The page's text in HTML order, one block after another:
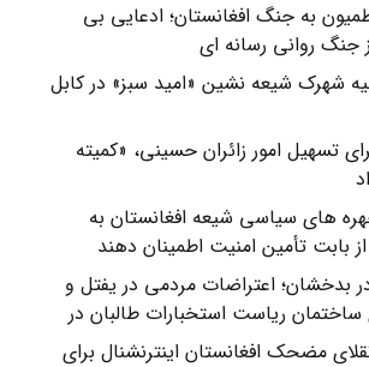
به جنگ افغانستان؛ ادعایی بی
روانی رسانه ای
شهرک شیعه نشین «امید سبز» در کابل
تسهیل امور زائران حسینی، «کمیته
های سیاسی شیعه افغانستان به
از بابت تأمین امنیت اطمینان دهند
در بدخشان؛ اعتراضات مردمی در یفتل و
ساختمان ریاست استخبارات طالبان در
مضحک افغانستان اینترنشنال برای